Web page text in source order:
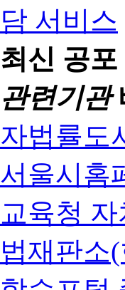
최신 공
관련기관
자법률도
서울시홈
교육청
법재판소